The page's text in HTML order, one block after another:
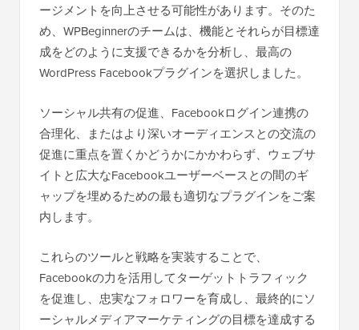
ージメントを向上させる可能性があります。そのた
め、WPBeginnerのチームは、機能とそれらが目標達
成をどのように支援できるかを分析し、最高の
WordPress Facebookプラグインを選択しました。
ソーシャル共有の促進、Facebookログイン連携の
合理化、またはより深いオーディエンスとの交流の
促進に重点を置くかどうかにかかわらず、ウェブサ
イトと広大なFacebookユーザーベースとの間のギ
ャップを埋めるための最も適切なプラグインをご案
内します。
これらのツールと戦略を実装することで、
Facebookの力を活用してターゲットトラフィック
を促進し、忠実なフォロワーを育成し、最終的にソ
ーシャルメディアマーケティングの目標を達成する